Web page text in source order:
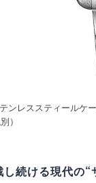
ンレススティールケ
）
続ける現代の“